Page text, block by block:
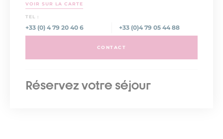
VOIR SUR LA CARTE
TEL :
+33 (0) 4 79 20 40 6 +33 (0)4 79 05 44 88
CONTACT
Réservez votre séjour